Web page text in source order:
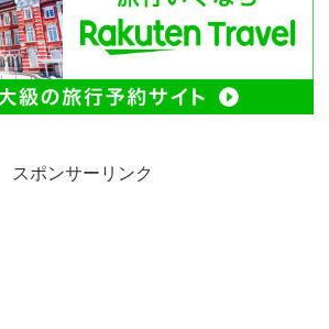
スポンサーリンク